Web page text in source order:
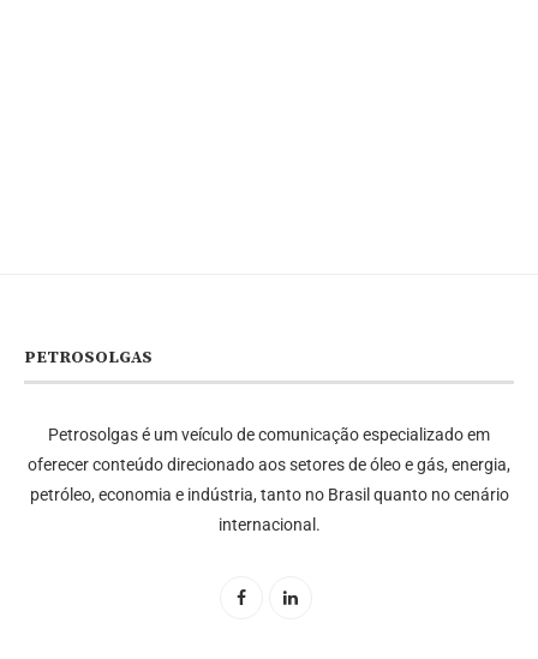
PETROSOLGAS
Petrosolgas é um veículo de comunicação especializado em
oferecer conteúdo direcionado aos setores de óleo e gás, energia,
petróleo, economia e indústria, tanto no Brasil quanto no cenário
internacional.